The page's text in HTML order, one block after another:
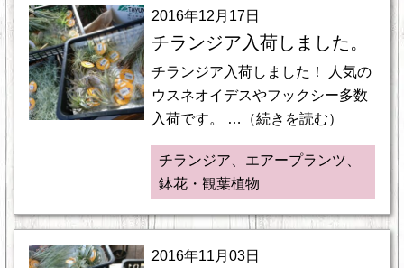
2016年12月17日
チランジア入荷しました。
チランジア入荷しました！ 人気の
ウスネオイデスやフックシー多数
入荷です。 …（続きを読む）
チランジア、エアープランツ、
鉢花・観葉植物
2016年11月03日